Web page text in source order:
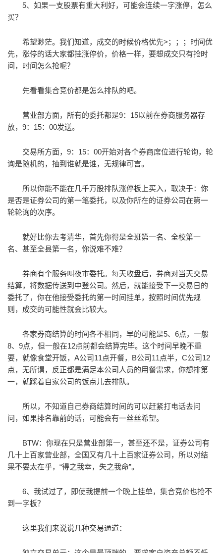
5、如果一支股票有重大利好，可能会连续一字涨停，怎么
买？
希望渺茫。我们知道，成交的时候价格优先>；；；时间优
先，涨停的话大家都挂涨停价，价格一样，要想成交只有抢时
间，时间怎么抢呢？
先看看集合竞价都是怎么排队的吧。
营业部方面，所有的委托都是9：15以前在券商服务器存
放，9：15：00发送。
交易所方面，9：15：00开始对各个券商席位进行轮询，轮
询是随机的，抽到谁就是谁，无规律可言。
所以你能不能在几千万股排队涨停板上买入，取决于：你
是否是证券公司的第一笔委托，以及你所在的证券公司在第一
轮轮询的次序。
就好比你去考清华，首先你得是全班第一名、全校第一
名、甚至全县第一名，你说难不难？
券商有个服务叫夜市委托。每天收盘后，券商对当天交易
结算，将数据传送到中登公司。然后，就能接受下一交易日的
委托了，你在他接受委托的第一时间挂单，按照时间优先规
则，成交的可能性就会比较大。
各家券商结算的时间各不相同，早的可能是5、6点，一般
8、9点，但一般在12点前都会结算完毕。这个时间早晚不重
要，就像食堂开饭，A公司11点开餐，B公司11点半，C公司12
点，无所谓，反正都是满足本公司人员的用餐需求，你想排第
一，就踩着自家公司的饭点儿去排队。
所以，不知道自己券商结算时间的可以赶紧打电话去问
问，如果排名靠前的话，可能会有一丝丝希望。
BTW：你现在只是营业部第一，甚至还不是，证券公司有
几十上百家营业部，全国又有几十上百家证券公司，所以对结
果不要太在乎，“得之我幸，失之我命”。
6、我试过了，即使我提前一个晚上挂单，集合竞价也抢不
到一字板？
这里我们来说说几种交易通道：